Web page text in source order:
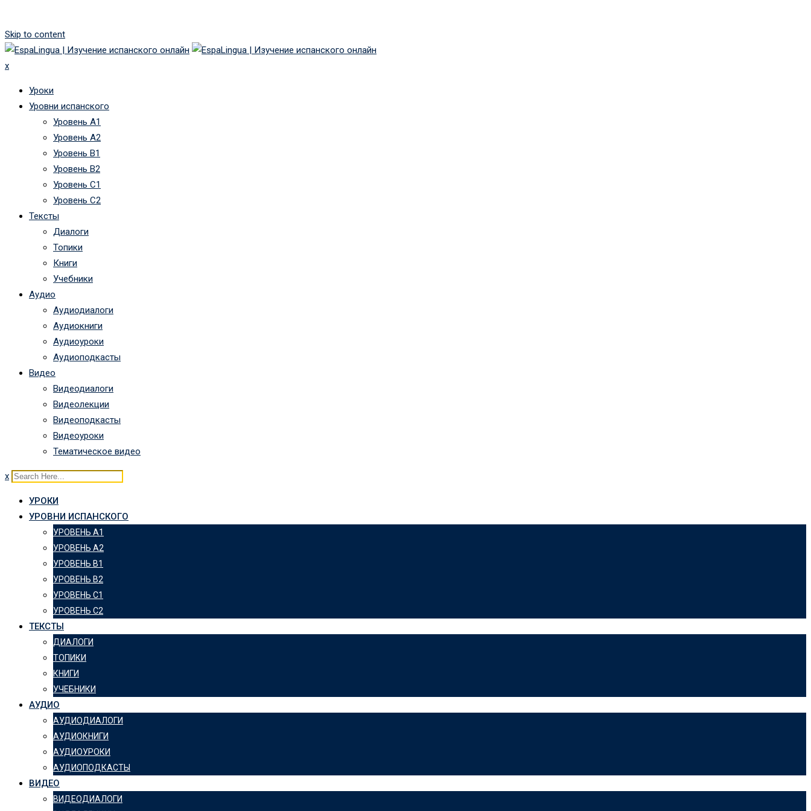
Skip to content
x
Уроки
Уровни испанского
Уровень А1
Уровень А2
Уровень B1
Уровень B2
Уровень C1
Уровень C2
Тексты
Диалоги
Топики
Книги
Учебники
Аудио
Аудиодиалоги
Аудиокниги
Аудиоуроки
Аудиоподкасты
Видео
Видеодиалоги
Видеолекции
Видеоподкасты
Видеоуроки
Тематическое видео
x
УРОКИ
УРОВНИ ИСПАНСКОГО
УРОВЕНЬ А1
УРОВЕНЬ А2
УРОВЕНЬ B1
УРОВЕНЬ B2
УРОВЕНЬ C1
УРОВЕНЬ C2
ТЕКСТЫ
ДИАЛОГИ
ТОПИКИ
КНИГИ
УЧЕБНИКИ
АУДИО
АУДИОДИАЛОГИ
АУДИОКНИГИ
АУДИОУРОКИ
АУДИОПОДКАСТЫ
ВИДЕО
ВИДЕОДИАЛОГИ